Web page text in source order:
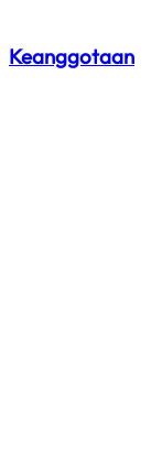
Keanggotaan